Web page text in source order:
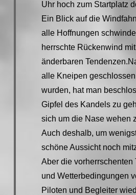
Uhr hoch zum Startplatz
Ein Blick auf die
alle Hoffnungen
herrschte Rückenwind
änderbaren
alle Kneipen
wurden, hat man
Gipfel des Kandels zu
sich um die Nase wehen
Auch deshalb, um
schöne Aussicht noch
Aber die vorherrschenten
und Wetterbedingungen
Piloten und Begleiter